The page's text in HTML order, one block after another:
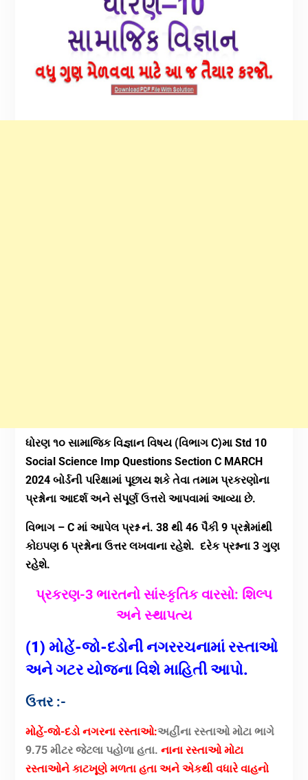
ધોરણ ૧૦ સામાજિક વિજ્ઞાન વિષય (વિભાગ C)મા Std 10
Social Science Imp Questions Section C MARCH
2024 બોર્ડની પરિક્ષામાં પૂછાય શકે તેવા તમામ પ્રકરણોના
પ્રશ્નોના આદર્શ અને સંંપૂર્ણ ઉત્તરો આપવામાં આવ્યા છે.
વિભાગ –C માં આપેલ પ્રશ્ન નં. 38 થી 46 પૈકી 9 પ્રશ્નોમાંથી
કોઇપણ 6 પ્રશ્નોના ઉત્તર લખવાના રહેશે. દરેક પ્રશ્નના 3 ગુણ
રહેશે.
પ્રકરણ-3 ભારતનો સાંસ્કૃતિક વારસો: શિલ્પ
અને સ્થાપત્ય
(1) મોહેં-જો-દડોની નગરરચનામાં રસ્તાઓ
અને ગટર યોજના વિશે માહિતી આપો.
ઉત્તર :-
મોહેં-જો-દડો નગરના રસ્તાઓ:અહીંના રસ્તાઓ મોટા ભાગે
9.75 મીટર જેટલા પહોળા હતા. નાના રસ્તાઓ મોટા
રસ્તાઓને કાટખૂણે મળતા હતા અને એકથી વધારે વાહનો